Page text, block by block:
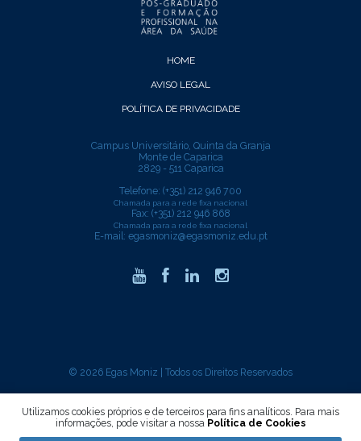
Utilizamos cookies próprios e de terceiros para fins analíticos. Para mais
informações, pode visitar a nossa Política de Cookies
HOME
AVISO LEGAL
POLÍTICA DE PRIVACIDADE
Campus Universitário, Quinta da Granja
Monte de Caparica
2829 - 511 Caparica
Telefone: (+351) 212 946 700
Chamada para a rede fixa nacional
Fax: (+351) 212 946 868
Chamada para a rede fixa nacional
E-mail: egasmoniz@egasmoniz.edu.pt
© 2026 Egas Moniz | Todos os Direitos Reservados
developed bycritec